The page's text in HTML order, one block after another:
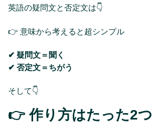
英語の疑問文と否定文は👇
👉 意味から考えると超シンプル
✔ 疑問文＝聞く
✔ 否定文＝ちがう
そして👇
👉 作り方はたった2つ